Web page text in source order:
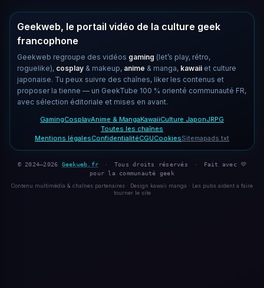
Geekweb, le portail vidéo de la culture geek
francophone
Geekweb regroupe des vidéos gaming (let’s play, rétro,
roguelike), cosplay & makeup, anime & manga, kawaii et culture
japonaise. Tu peux suivre des chaînes, liker les contenus et
proposer la tienne — un GeekTube 100 % orienté communauté FR,
avec sélection éditoriale et mises en avant.
GamingCosplayAnime & MangaKawaiiCulture JaponJRPG
Toutes les chaînes
Mentions légalesConfidentialitéCGUCookiesSitemapads.txt
© 2024–2026 Geekweb.fr · Tous droits réservés ·
Fait avec 💜
pour la communauté geek
Contenu multimédia & chaînes partenaires · Design kawaii manga · Les pubs aident à faire
tourner le site